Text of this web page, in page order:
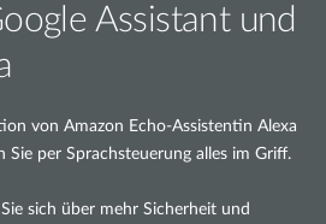
Assistant und
von Amazon Echo-Assistentin Alexa
Sie per Sprachsteuerung alles im Griff.
sich über mehr Sicherheit und